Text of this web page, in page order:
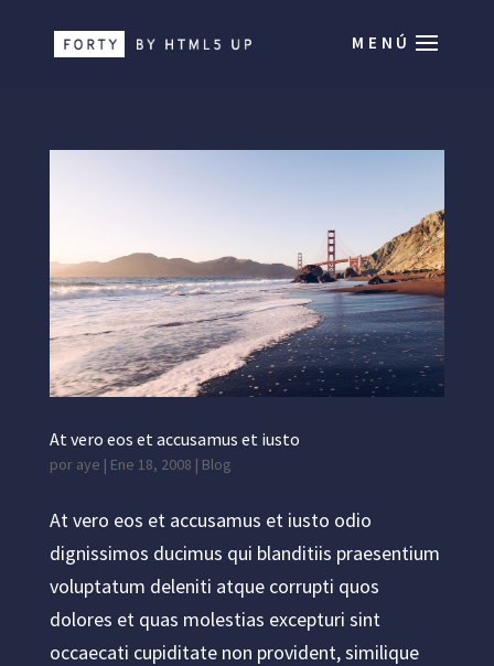
At vero eos et accusamus et iusto
por aye | Ene 18, 2008 | Blog
At vero eos et accusamus et iusto odio
dignissimos ducimus qui blanditiis praesentium
voluptatum deleniti atque corrupti quos
dolores et quas molestias excepturi sint
occaecati cupiditate non provident, similique